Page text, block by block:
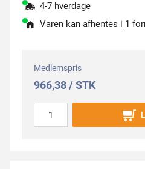
4-7 hverdage
Varen kan afhentes i 1
Medlemspris
966,38 / STK